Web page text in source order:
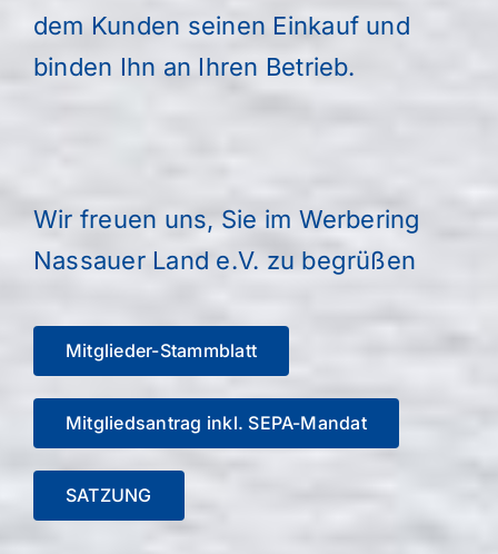
dem Kunden seinen Einkauf und
binden Ihn an Ihren Betrieb.
Wir freuen uns, Sie im Werbering
Nassauer Land e.V. zu begrüßen
Mitglieder-Stammblatt
Mitgliedsantrag inkl. SEPA-Mandat
SATZUNG